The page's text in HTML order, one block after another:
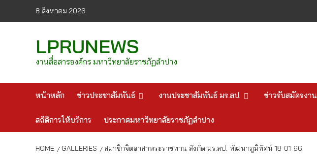
8 สิงหาคม 2026
LPRUNEWS
งานสื่อสารองค์กร มหาวิทยาลัยราชภัฏลำปาง
หน้าหลัก ข่าวประชาสัมพันธ์ งานประชาสัมพันธ์ มร.ลป. ข่าวรับสมัครงาน
สถิติการให้บริการ ประกาศมหาวิทยาลัยราชภัฏลำปาง
HOME GALLERIES สมาชิกจิตอาสาพระราชทาน สังกัด มร.ลป. พัฒนาภูมิทัศน์ 18-01-66